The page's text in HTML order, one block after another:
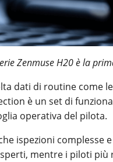
Zenmuse H20 è la
dati di routine come
è un set di
operativa del pilota.
ispezioni
mentre i piloti